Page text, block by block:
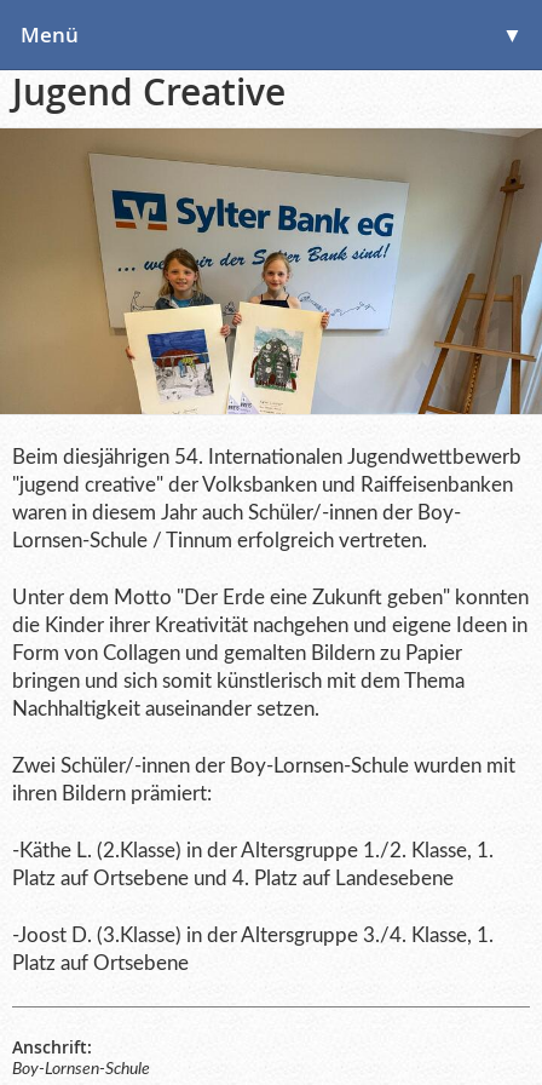
Menü ▼
▼
Jugend Creative
Beim diesjährigen 54. Internationalen Jugendwettbewerb
"jugend creative" der Volksbanken und Raiffeisenbanken
waren in diesem Jahr auch Schüler/-innen der Boy-
Lornsen-Schule / Tinnum erfolgreich vertreten.
Unter dem Motto "Der Erde eine Zukunft geben" konnten
die Kinder ihrer Kreativität nachgehen und eigene Ideen in
Form von Collagen und gemalten Bildern zu Papier
bringen und sich somit künstlerisch mit dem Thema
Nachhaltigkeit auseinander setzen.
Zwei Schüler/-innen der Boy-Lornsen-Schule wurden mit
ihren Bildern prämiert:
-Käthe L. (2.Klasse) in der Altersgruppe 1./2. Klasse, 1.
Platz auf Ortsebene und 4. Platz auf Landesebene
-Joost D. (3.Klasse) in der Altersgruppe 3./4. Klasse, 1.
Platz auf Ortsebene
Anschrift:
Boy-Lornsen-Schule